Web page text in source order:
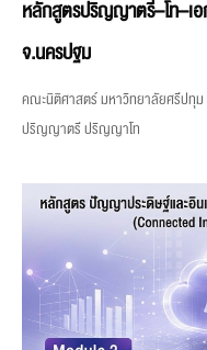
หลักสูตรปริญญาตรี–โท–เ
จ.นครปฐม
คณะนิติศาสตร์ มหาวิทยาลัยศรีปทุม
ปริญญาตรี ปริญญาโท